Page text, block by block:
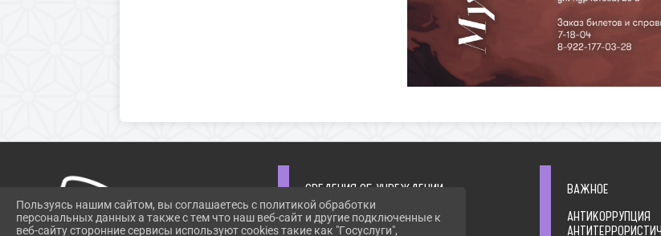
СВЕДЕНИЯ ОБ УЧРЕЖДЕНИИ
ОБЩАЯ ИНФОРМАЦИЯ
СВЕДЕНИЯ ОБ УЧРЕДИТЕЛЕ
ВАЖНОЕ
АНТИКОРРУПЦИЯ
Пользуясь нашим сайтом, вы соглашаетесь с политикой обработки
персональных данных а также с тем что наш веб-сайт и другие подключенные к
веб-сайту сторонние сервисы используют cookies такие как "Госуслуги",